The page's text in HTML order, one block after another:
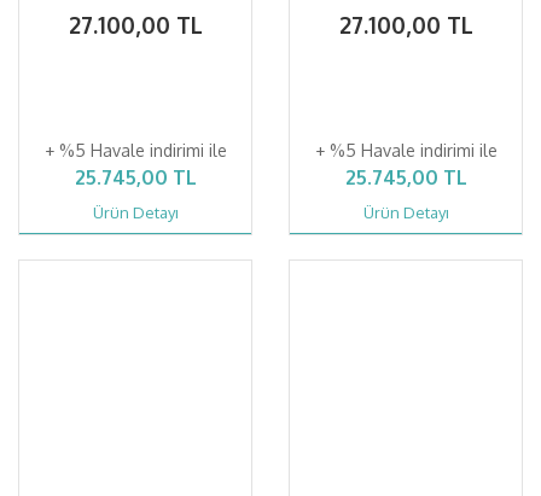
27.100,00 TL
+ %5 Havale indirimi ile
25.745,00 TL
Ürün Detayı
27.100,00 TL
+ %5 Havale indirimi ile
25.745,00 TL
Ürün Detayı